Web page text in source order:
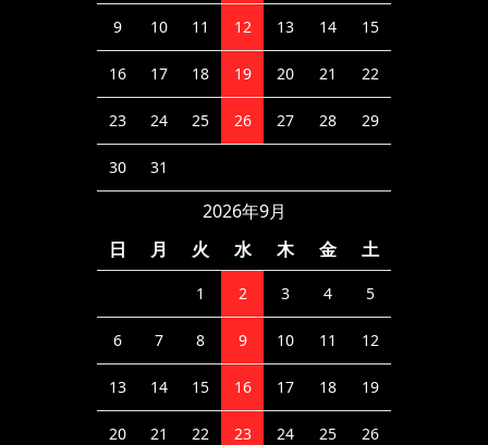
9 10 11 12 13 14 15
16 17 18 19 20 21 22
23 24 25 26 27 28 29
30 31
2026年9月
日
月 火 水 木 金 土
1 2 3 4 5
6 7 8 9 10 11 12
13 14 15 16 17 18 19
20 21 22 23 24 25 26